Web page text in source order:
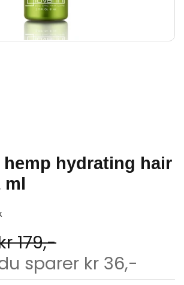
hydrating hair
ml
179,-
sparer kr 36,-